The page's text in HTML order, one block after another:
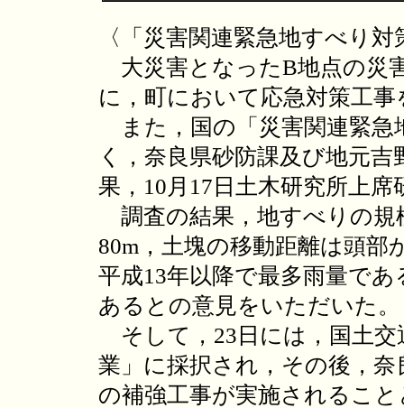
〈「災害関連緊急地すべり
大災害となったB地点の災
に，町において応急対策工事
また，国の「災害関連緊急
く，奈良県砂防課及び地元
果，10月17日土木研究所上
調査の結果，地すべりの規
80m，土塊の移動距離は頭部
平成13年以降で最多雨量であ
あるとの意見をいただいた。
そして，23日には，国土交
業」に採択され，その後，
の補強工事が実施されるこ